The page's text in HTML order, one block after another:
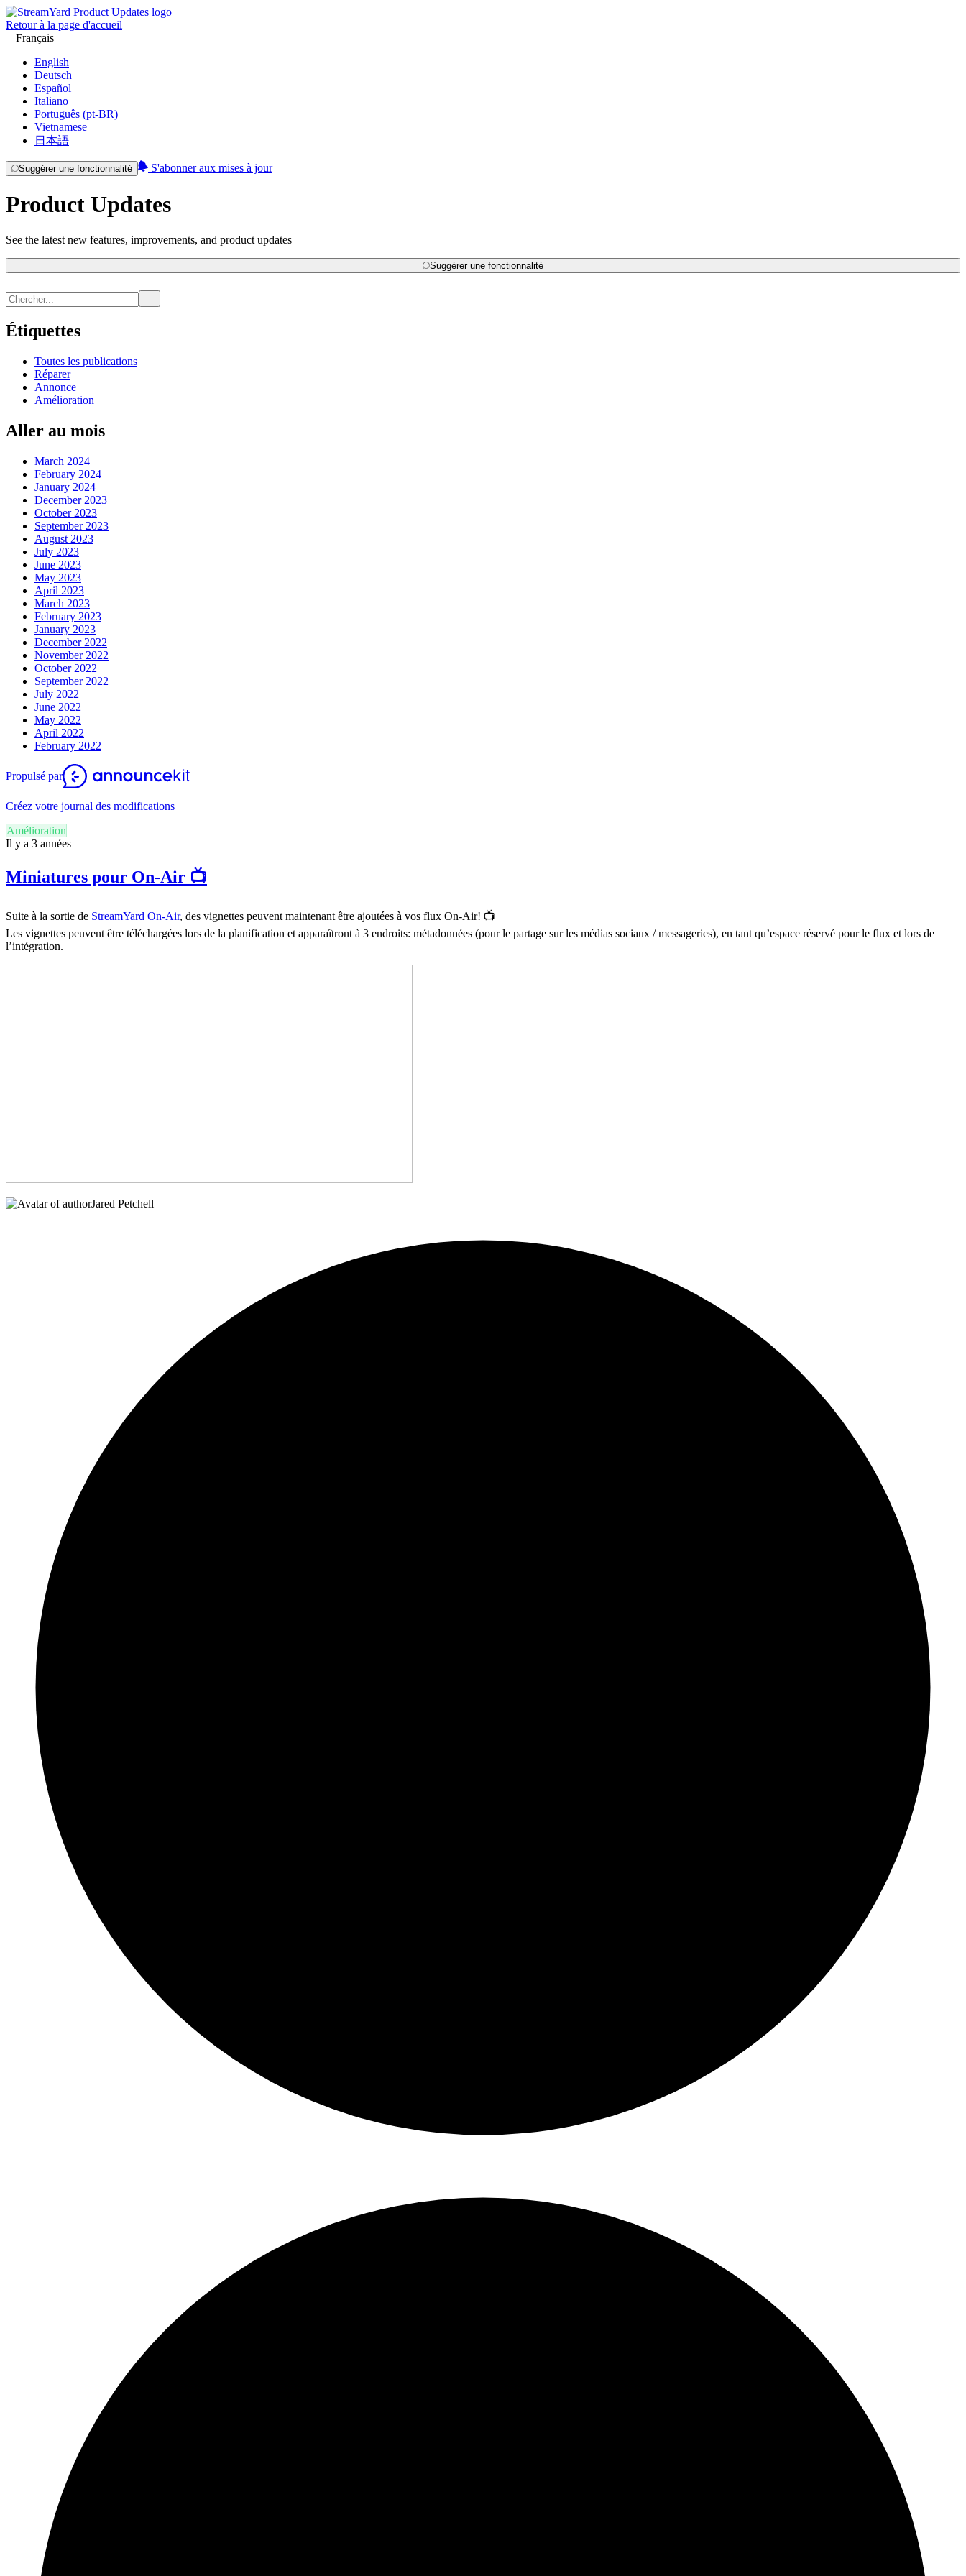
Retour à la page d'accueil
Français
English
Deutsch
Español
Italiano
Português (pt-BR)
Vietnamese
日本語
Suggérer une fonctionnalité S'abonner aux mises à jour
Product Updates
See the latest new features, improvements, and product updates
Suggérer une fonctionnalité
Étiquettes
Toutes les publications
Réparer
Annonce
Amélioration
Aller au mois
March 2024
February 2024
January 2024
December 2023
October 2023
September 2023
August 2023
July 2023
June 2023
May 2023
April 2023
March 2023
February 2023
January 2023
December 2022
November 2022
October 2022
September 2022
July 2022
June 2022
May 2022
April 2022
February 2022
Propulsé par
Créez votre journal des modifications
Amélioration
Il y a 3 années
Miniatures pour On-Air 📺
Suite à la sortie de StreamYard On-Air, des vignettes peuvent maintenant être ajoutées à vos flux On-Air! 📺
Les vignettes peuvent être téléchargées lors de la planification et apparaîtront à 3 endroits: métadonnées (pour le partage sur les médias sociaux / messageries), en tant qu’espace réservé pour le flux et lors de
l’intégration.
Jared Petchell